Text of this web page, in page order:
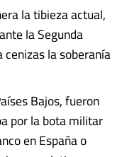
la tibieza actual,
la Segunda
la soberanía
Bajos, fueron
por la bota militar
en España o